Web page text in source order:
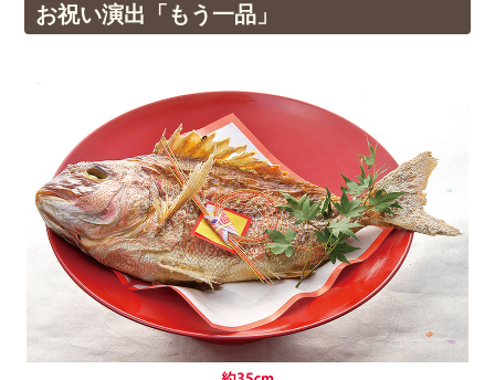
お祝い演出「もう一品」